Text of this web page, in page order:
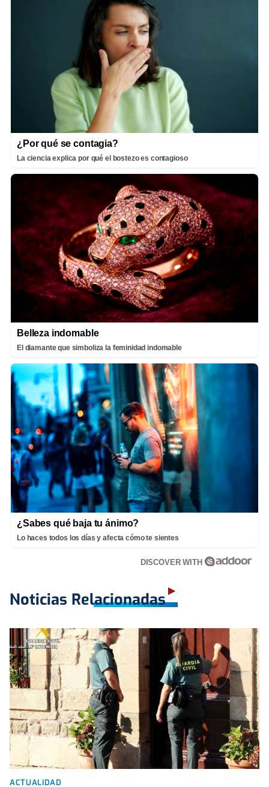
¿Por qué se contagia?
La ciencia explica por qué el bostezo es contagioso
Belleza indomable
El diamante que simboliza la feminidad indomable
¿Sabes qué baja tu ánimo?
Lo haces todos los días y afecta cómo te sientes
DISCOVER WITH
Noticias Relacionadas
ACTUALIDAD